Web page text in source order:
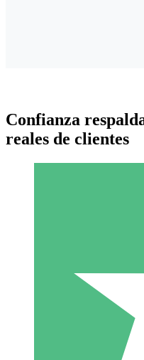
Paquetes de
Paga según el uso con
Confianza
reales de clientes